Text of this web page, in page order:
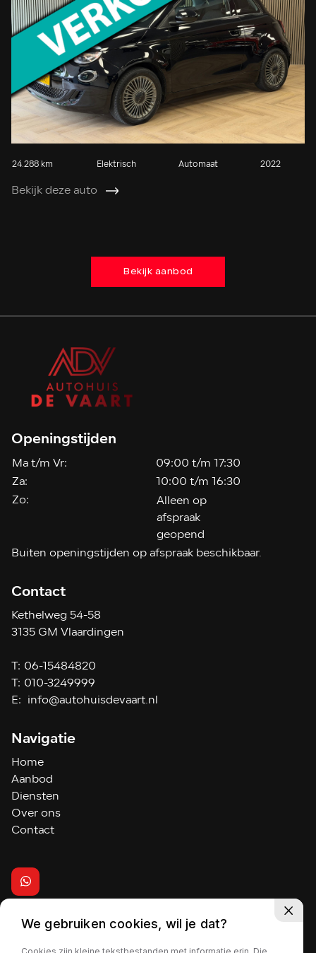
24.288 km Elektrisch Automaat 2022
Bekijk deze auto
Bekijk aanbod
Openingstijden
Ma t/m Vr:
09:00 t/m 17:30
Za:
10:00 t/m 16:30
Zo:
Alleen op
afspraak
geopend
Buiten openingstijden op afspraak beschikbaar.
Contact
Kethelweg 54-58
3135 GM Vlaardingen
T: 06-15484820
T: 010-3249999
E:
info@autohuisdevaart.nl
Navigatie
Home
Aanbod
Diensten
Over ons
Contact
2026 - Autohuis de Vaart
We gebruiken cookies, wil je dat?